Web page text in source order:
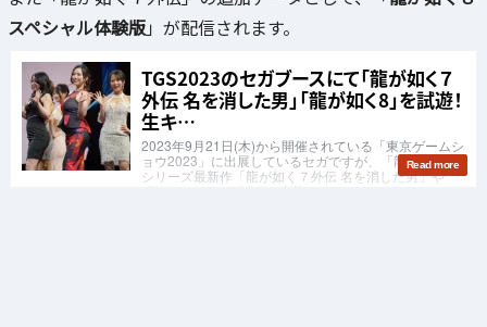
スペシャル体験版」が配信されます。